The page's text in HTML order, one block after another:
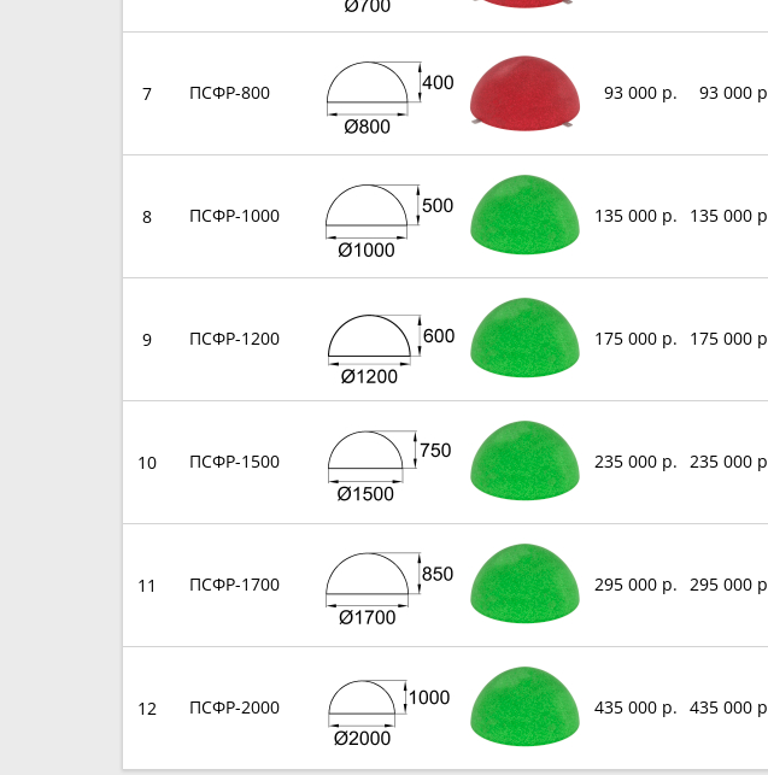
7 ПСФР-800 93 000 р. 93 000
8 ПСФР-1000 135 000 р. 135 000
9 ПСФР-1200 175 000 р. 175 000
10 ПСФР-1500 235 000 р. 235 000
11 ПСФР-1700 295 000 р. 295 000
12 ПСФР-2000 435 000 р. 435 000